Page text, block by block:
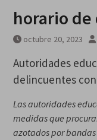
horario de
octubre 20, 2023
Autoridades
delincuentes
Las autoridades
medidas que
azotados por